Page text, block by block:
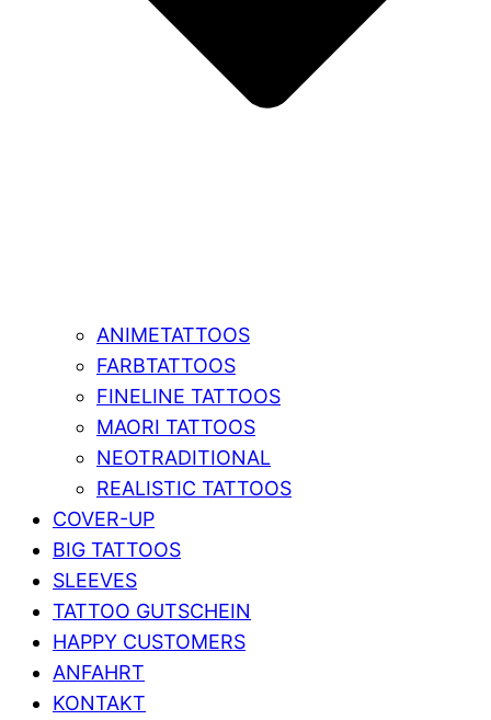
ANIMETATTOOS
FARBTATTOOS
FINELINE TATTOOS
MAORI TATTOOS
NEOTRADITIONAL
REALISTIC TATTOOS
COVER-UP
BIG TATTOOS
SLEEVES
TATTOO GUTSCHEIN
HAPPY CUSTOMERS
ANFAHRT
KONTAKT